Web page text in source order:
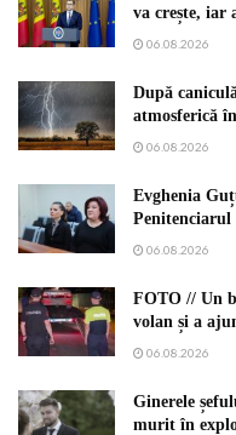
va crește, iar
06.08.2026
După
atmosferică
06.08.2026
Evghenia
Penitenciarul
06.08.2026
FOTO // Un
volan și a
06.08.2026
Ginerele
murit în